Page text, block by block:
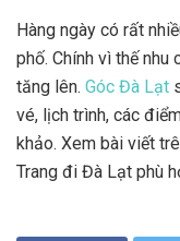
Hàng ngày có rất
phố. Chính vì thế
tăng lên. Góc Đà Lạt
vé, lịch trình, các
khảo. Xem bài viết
Trang đi Đà Lạt phù